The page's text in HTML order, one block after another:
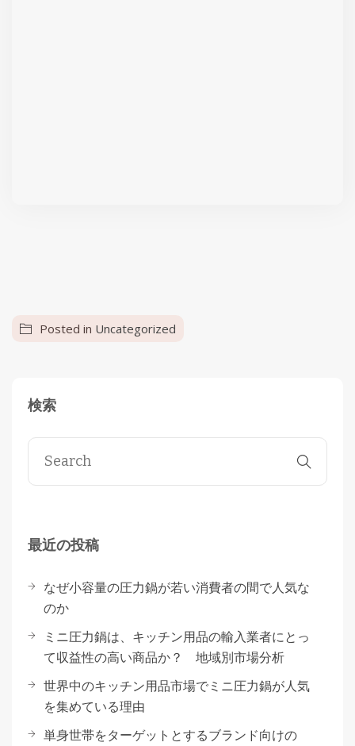
Posted in Uncategorized
検索
最近の投稿
なぜ小容量の圧力鍋が若い消費者の間で人気な
のか
ミニ圧力鍋は、キッチン用品の輸入業者にとっ
て収益性の高い商品か？ 地域別市場分析
世界中のキッチン用品市場でミニ圧力鍋が人気
を集めている理由
単身世帯をターゲットとするブランド向けの